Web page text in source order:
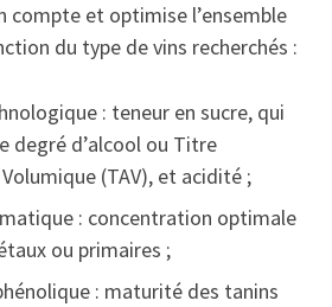
compte et optimise l’ensemble
du type de vins recherchés :
: teneur en sucre, qui
degré d’alcool ou Titre
(TAV), et acidité ;
: concentration optimale
ou primaires ;
: maturité des tanins